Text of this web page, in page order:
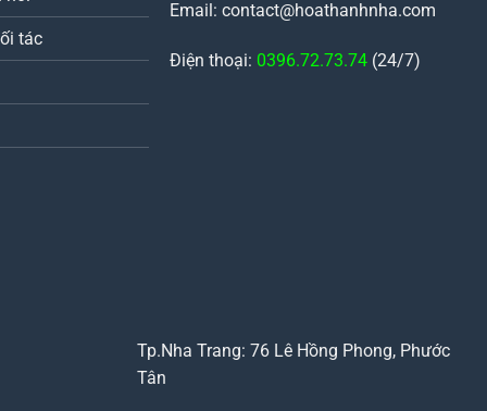
tác
Email: contact@hoathanhnha.com
Điện thoại: 0396.72.73.74 (24/7)
Tp.Nha Trang: 76 Lê Hồng Phong, Phước
Tân